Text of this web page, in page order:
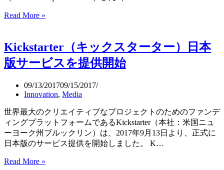
Chopsticks®）
Read More »
輪
に
ケ
ア
初
の
女
子
ア
Kickstarter（キックスターター）日本
版サービスを提供開始
09/13/201709/15/2017
Innovation, Media
世界最大のクリエイティブなプロジェクトのためのファンデ
ィングプラットフォームであるKickstarter（本社：米国ニュ
ーヨーク州ブルックリン）は、2017年9月13日より、正式に
日本版のサービス提供を開始しました。 K…
Read More »